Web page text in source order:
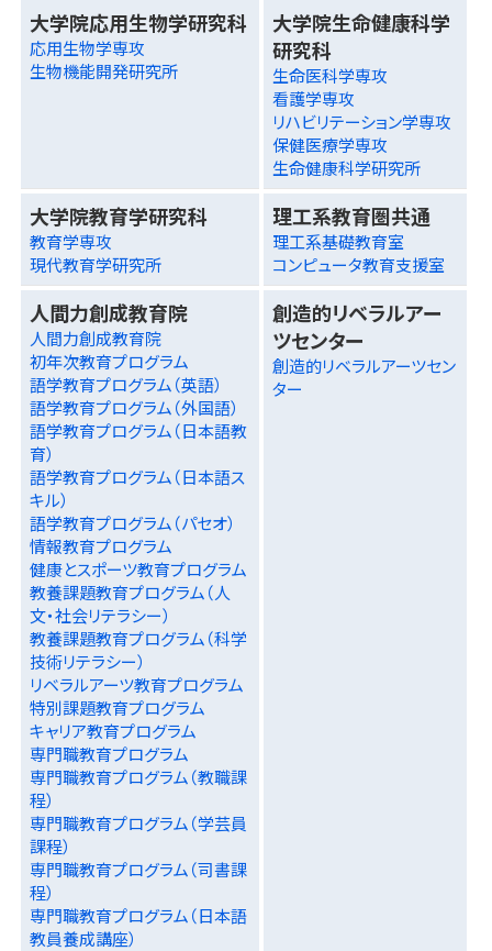
大学院応用生物学研究科
応用生物学専攻
生物機能開発研究所
大学院生命健康科学
研究科
生命医科学専攻
看護学専攻
リハビリテーション学専攻
保健医療学専攻
生命健康科学研究所
大学院教育学研究科
教育学専攻
現代教育学研究所
理工系教育圏共通
理工系基礎教育室
コンピュータ教育支援室
人間力創成教育院
人間力創成教育院
初年次教育プログラム
語学教育プログラム（英語）
語学教育プログラム（外国語）
語学教育プログラム（日本語教
育）
語学教育プログラム（日本語ス
キル）
語学教育プログラム（パセオ）
情報教育プログラム
健康とスポーツ教育プログラム
教養課題教育プログラム（人
文・社会リテラシー）
教養課題教育プログラム（科学
技術リテラシー）
リベラルアーツ教育プログラム
特別課題教育プログラム
キャリア教育プログラム
専門職教育プログラム
専門職教育プログラム（教職課
程）
専門職教育プログラム（学芸員
課程）
専門職教育プログラム（司書課
程）
専門職教育プログラム（日本語
教員養成講座）
創造的リベラルアー
ツセンター
創造的リベラルアーツセン
ター